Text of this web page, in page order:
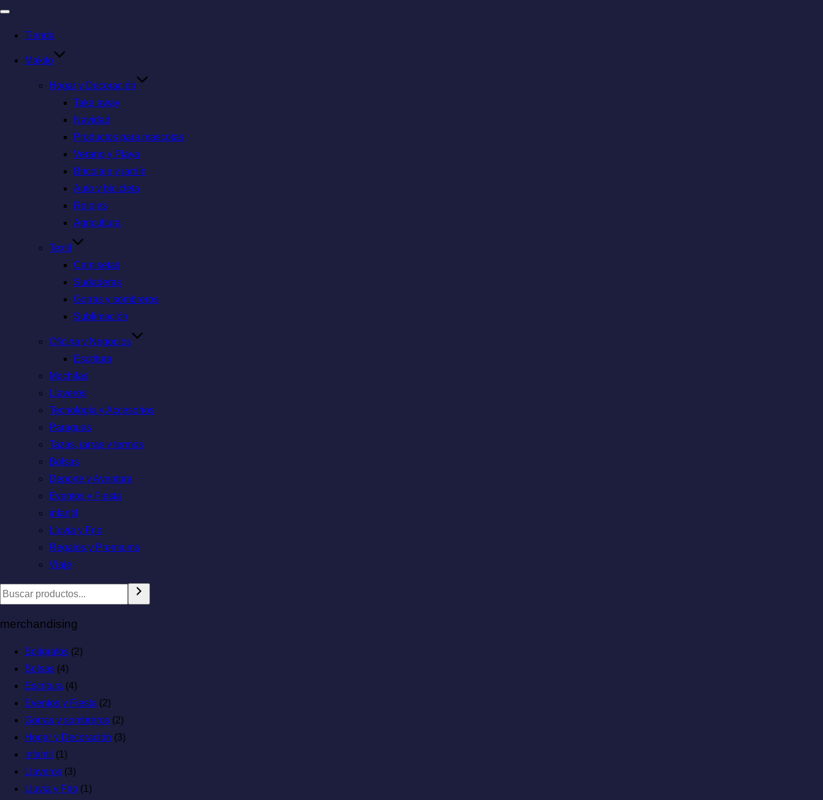
Tienda
Makito
Hogar y Decoración
Take away
Navidad
Productos para mascotas
Verano y Playa
Bricolaje y jardín
Auto y bicicleta
Relojes
Agricultura
Textil
Camisetas
Sudaderas
Gorras y sombreros
Sublimación
Oficina y Negocios
Escritura
Mochilas
Llaveros
Tecnología y Accesorios
Paraguas
Tazas, jarras y termos
Bolsas
Deporte y Aventura
Eventos y Fiesta
infantil
Lluvia y Frio
Regalos y Premiums
Viaje
merchandising
Boligrafos (2)
Bolsas (4)
Escritura (4)
Eventos y Fiesta (2)
Gorras y sombreros (2)
Hogar y Decoración (3)
infantil (1)
Llaveros (3)
Lluvia y Frio (1)